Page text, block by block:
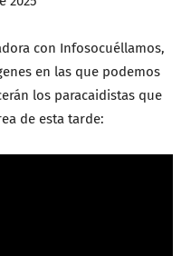
con Infosocuéllamos,
en las que podemos
los paracaidistas que
de esta tarde: